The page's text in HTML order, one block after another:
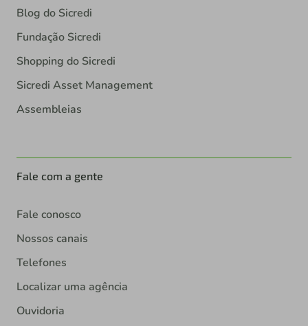
Blog do Sicredi
Fundação Sicredi
Shopping do Sicredi
Sicredi Asset Management
Assembleias
Fale com a gente
Fale conosco
Nossos canais
Telefones
Localizar uma agência
Ouvidoria